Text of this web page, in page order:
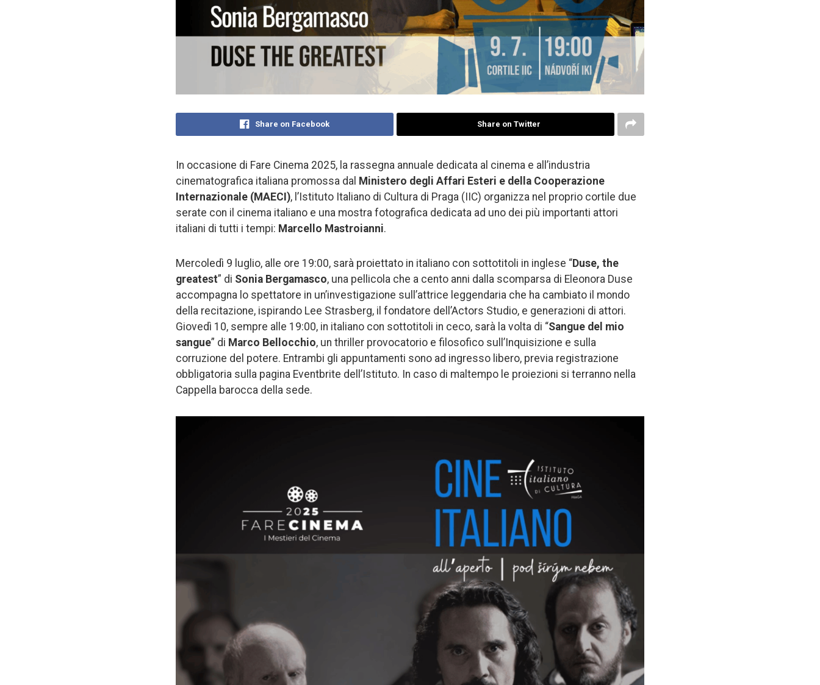
Share on Facebook Share on Twitter
In occasione di Fare Cinema 2025, la rassegna annuale dedicata al cinema e all’industria
cinematografica italiana promossa dal Ministero degli Affari Esteri e della Cooperazione
Internazionale (MAECI), l’Istituto Italiano di Cultura di Praga (IIC) organizza nel proprio cortile due
serate con il cinema italiano e una mostra fotografica dedicata ad uno dei più importanti attori
italiani di tutti i tempi: Marcello Mastroianni.
Mercoledì 9 luglio, alle ore 19:00, sarà proiettato in italiano con sottotitoli in inglese “Duse, the
greatest” di Sonia Bergamasco, una pellicola che a cento anni dalla scomparsa di Eleonora Duse
accompagna lo spettatore in un’investigazione sull’attrice leggendaria che ha cambiato il mondo
della recitazione, ispirando Lee Strasberg, il fondatore dell’Actors Studio, e generazioni di attori.
Giovedì 10, sempre alle 19:00, in italiano con sottotitoli in ceco, sarà la volta di “Sangue del mio
sangue” di Marco Bellocchio, un thriller provocatorio e filosofico sull’Inquisizione e sulla
corruzione del potere. Entrambi gli appuntamenti sono ad ingresso libero, previa registrazione
obbligatoria sulla pagina Eventbrite dell’Istituto. In caso di maltempo le proiezioni si terranno nella
Cappella barocca della sede.